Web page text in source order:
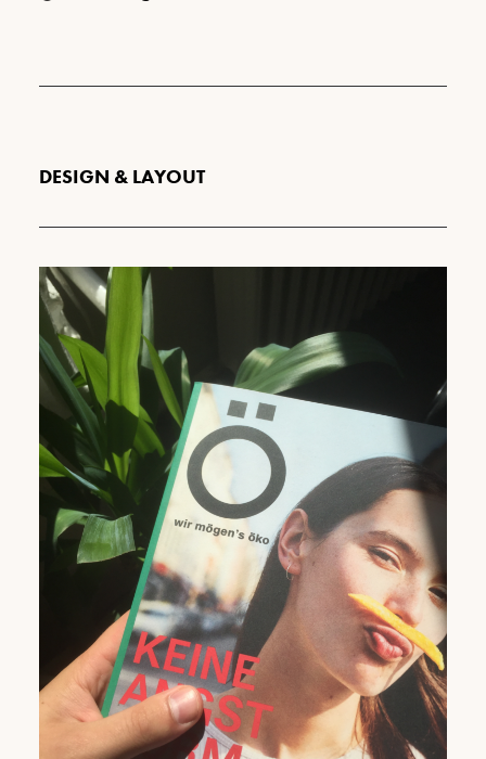
DESIGN & LAYOUT